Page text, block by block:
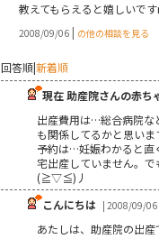
教えてもらえると嬉しいで
2008/09/06 | の他の相談を見る
回答順|新着順
現在 助産院さんの赤ち
出産費用は…総合病院な
も関係してるかと思い
予約は…妊娠わかると直
宅出産していません。
(≧▽≦)丿
こんにちは | 2008/09/06
あたしは、助産院の出